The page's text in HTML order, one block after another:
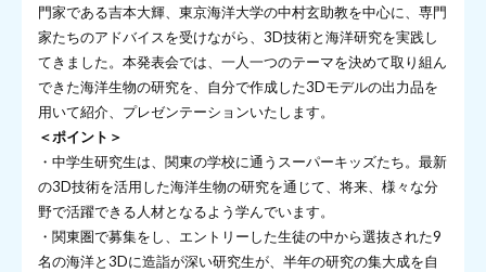
門家である吉本大輝、東京海洋大学の中村玄助教を中心に、専門
家たちのアドバイスを受けながら、3D技術と海洋研究を実践し
てきました。本発表会では、一人一つのテーマを決めて取り組ん
できた海洋生物の研究を、自分で作成した3Dモデルの出力品を
用いて紹介、プレゼンテーションいたします。
＜ポイント＞
・中学生研究生は、関東の学校に通うスーパーキッズたち。最新
の3D技術を活用した海洋生物の研究を通じて、将来、様々な分
野で活躍できる人材となるよう学んでいます。
・関東圏で募集をし、エントリーした生徒の中から選抜された9
名の海洋と3Dに造詣が深い研究生が、半年の研究の集大成を自